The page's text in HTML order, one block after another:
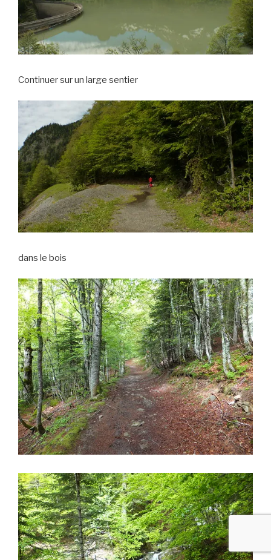
Continuer sur un large sentier
dans le bois